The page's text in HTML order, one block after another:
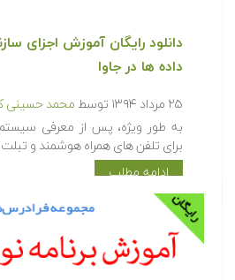
دانلود رایگان آموزش اجزای
داده ها در جاوا
۲۵ مرداد ۱۳۹۴ توسط محمد حسینی
برای تلفن های همراه هوشمند و
ادامه مطلب